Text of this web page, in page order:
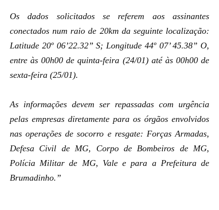
Os dados solicitados se referem aos assinantes
conectados num raio de 20km da seguinte localização:
Latitude 20º 06’22.32” S; Longitude 44º 07’ 45.38” O,
entre às 00h00 de quinta-feira (24/01) até às 00h00 de
sexta-feira (25/01).
As informações devem ser repassadas com urgência
pelas empresas diretamente para os órgãos envolvidos
nas operações de socorro e resgate: Forças Armadas,
Defesa Civil de MG, Corpo de Bombeiros de MG,
Polícia Militar de MG, Vale e para a Prefeitura de
Brumadinho.”